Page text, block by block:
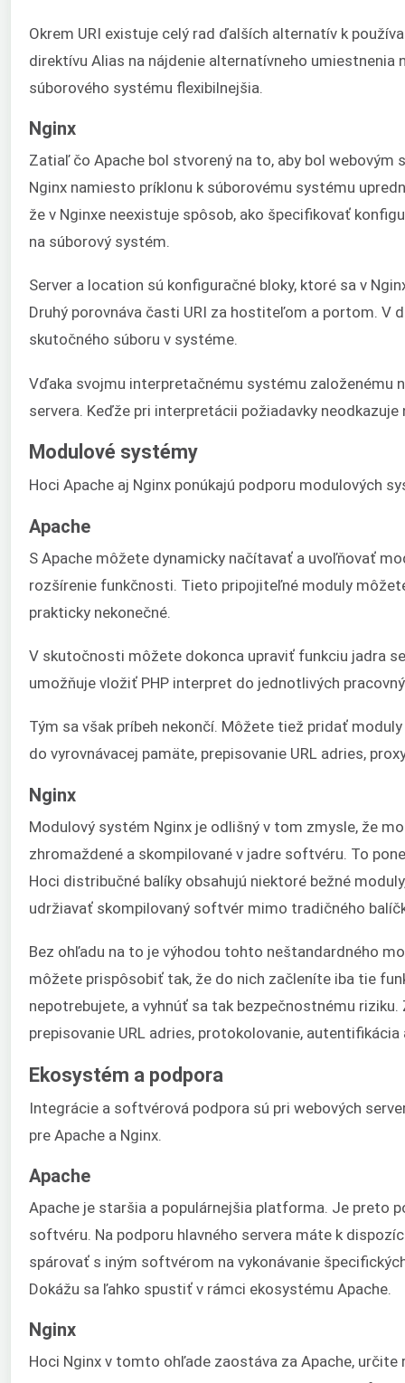
Okrem URI existuje celý rad ďalších alternatív k
direktívu Alias na nájdenie alternatívneho
súborového systému flexibilnejšia.
Nginx
Zatiaľ čo Apache bol stvorený na to, aby bol webovým
Nginx namiesto príklonu k súborovému systému
že v Nginxe neexistuje spôsob, ako špecifikovať
na súborový systém.
Server a location sú konfiguračné bloky, ktoré sa v
Druhý porovnáva časti URI za hostiteľom a portom. V
skutočného súboru v systéme.
Vďaka svojmu interpretačnému systému založenému
servera. Keďže pri interpretácii požiadavky
Modulové systémy
Hoci Apache aj Nginx ponúkajú podporu modulových
Apache
S Apache môžete dynamicky načítavať a uvoľňovať
rozšírenie funkčnosti. Tieto pripojiteľné moduly
prakticky nekonečné.
V skutočnosti môžete dokonca upraviť funkciu jadra
umožňuje vložiť PHP interpret do jednotlivých
Tým sa však príbeh nekončí. Môžete tiež pridať
do vyrovnávacej pamäte, prepisovanie URL adries,
Nginx
Modulový systém Nginx je odlišný v tom zmysle, že
zhromaždené a skompilované v jadre softvéru. To
Hoci distribučné balíky obsahujú niektoré bežné
udržiavať skompilovaný softvér mimo tradičného
Bez ohľadu na to je výhodou tohto neštandardného
môžete prispôsobiť tak, že do nich začleníte iba tie
nepotrebujete, a vyhnúť sa tak bezpečnostnému
prepisovanie URL adries, protokolovanie, autentifikácia
Ekosystém a podpora
Integrácie a softvérová podpora sú pri webových
pre Apache a Nginx.
Apache
Apache je staršia a populárnejšia platforma. Je preto
softvéru. Na podporu hlavného servera máte k
spárovať s iným softvérom na vykonávanie
Dokážu sa ľahko spustiť v rámci ekosystému Apache.
Nginx
Hoci Nginx v tomto ohľade zaostáva za Apache,